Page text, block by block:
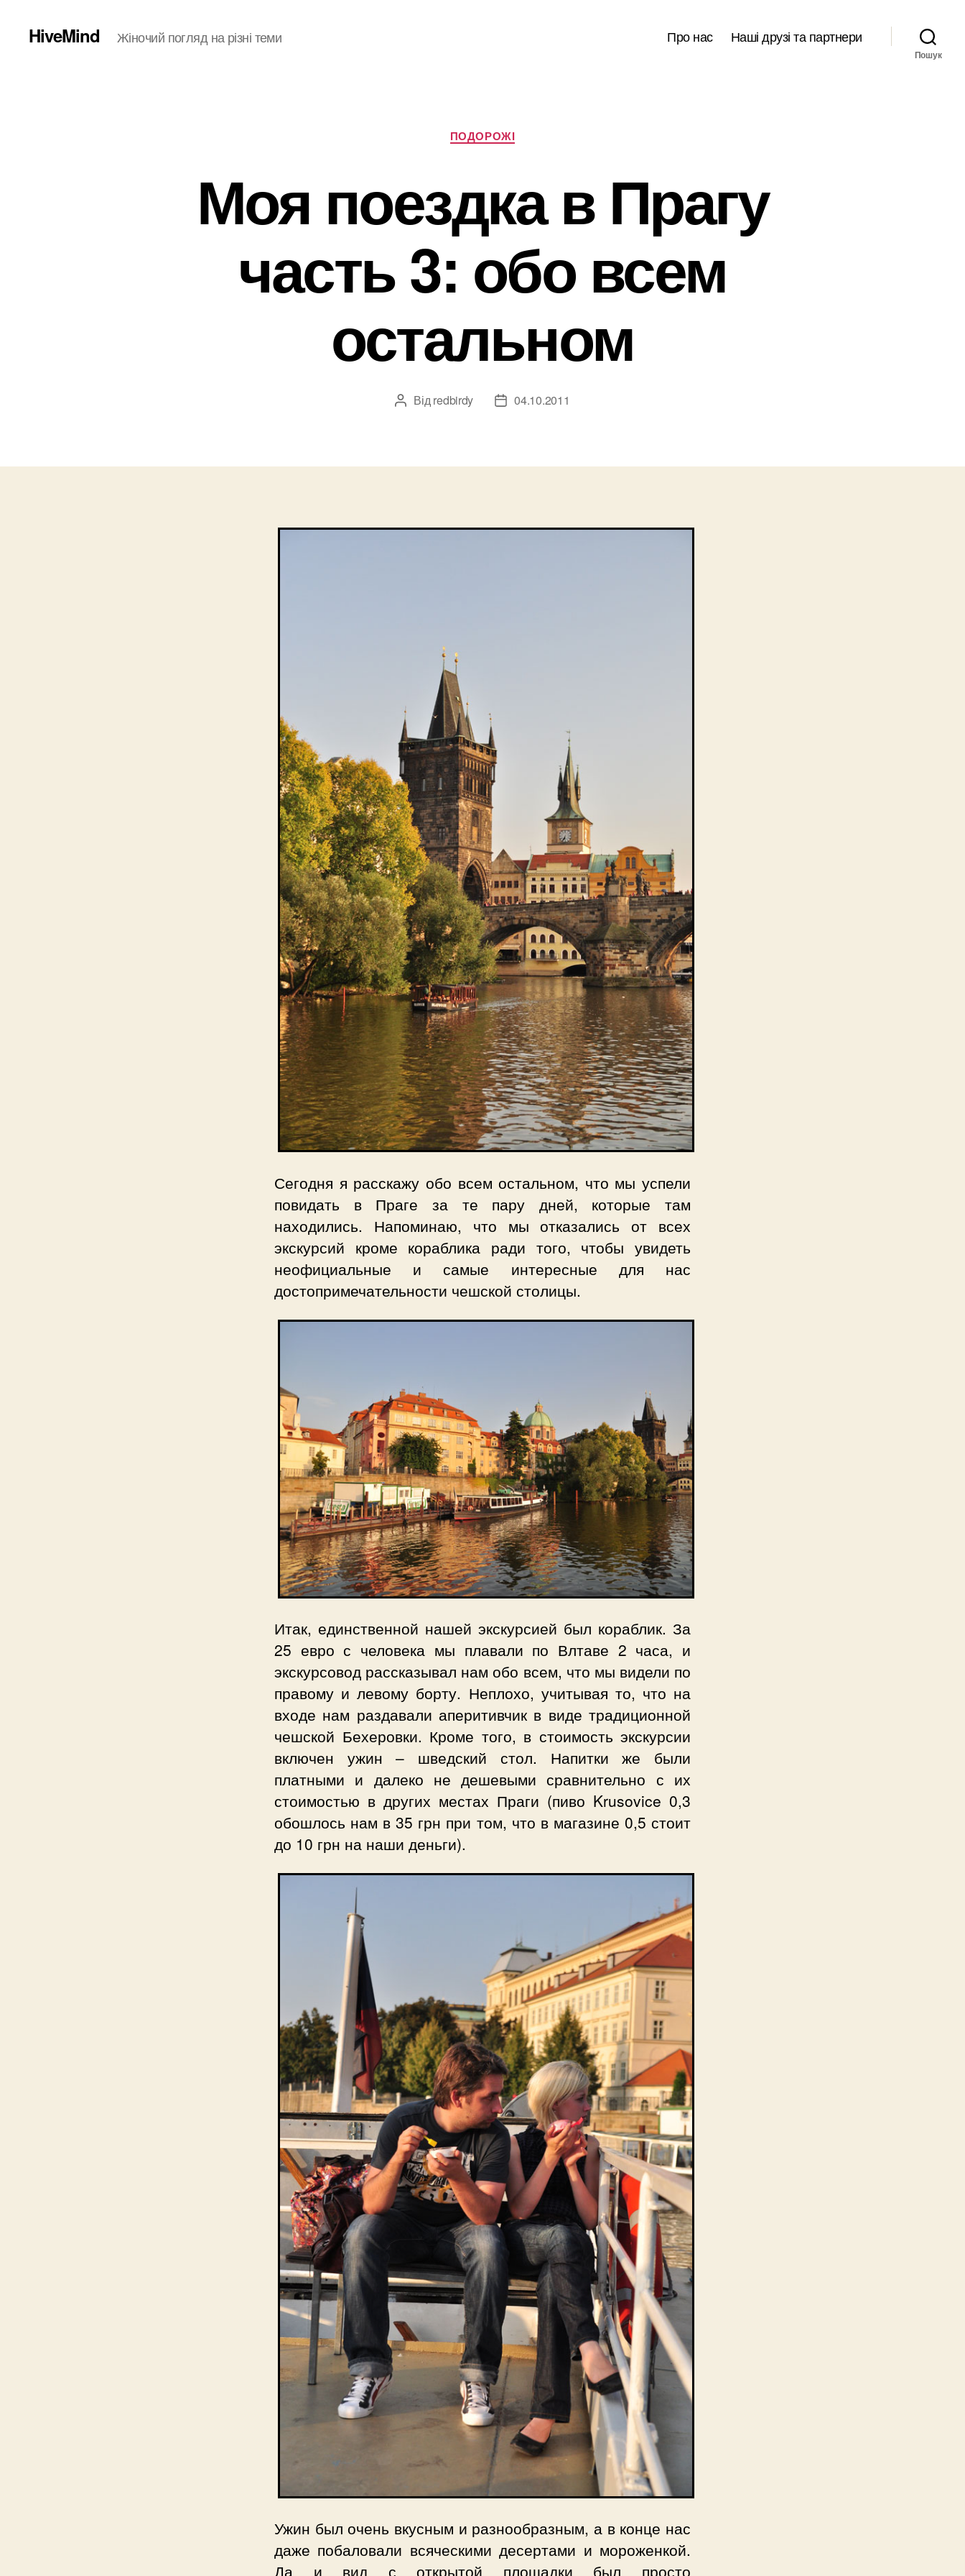
HiveMind Жіночий погляд на різні теми Про нас Наші друзі та партнери
Пошук
Категорії
ПОДОРОЖІ
Моя поездка в Прагу
часть 3: обо всем
остальном
Автор
Від redbirdy
Дата04.10.2011
Сегодня я расскажу обо всем остальном, что мы успели
повидать в Праге за те пару дней, которые там
находились. Напоминаю, что мы отказались от всех
экскурсий кроме кораблика ради того, чтобы увидеть
неофициальные и самые интересные для нас
достопримечательности чешской столицы.
Итак, единственной нашей экскурсией был кораблик. За
25 евро с человека мы плавали по Влтаве 2 часа, и
экскурсовод рассказывал нам обо всем, что мы видели по
правому и левому борту. Неплохо, учитывая то, что на
входе нам раздавали аперитивчик в виде традиционной
чешской Бехеровки. Кроме того, в стоимость экскурсии
включен ужин – шведский стол. Напитки же были
платными и далеко не дешевыми сравнительно с их
стоимостью в других местах Праги (пиво Krusovice 0,3
обошлось нам в 35 грн при том, что в магазине 0,5 стоит
до 10 грн на наши деньги).
Ужин был очень вкусным и разнообразным, а в конце нас
даже побаловали всяческими десертами и мороженкой.
Да и вид с открытой площадки был просто